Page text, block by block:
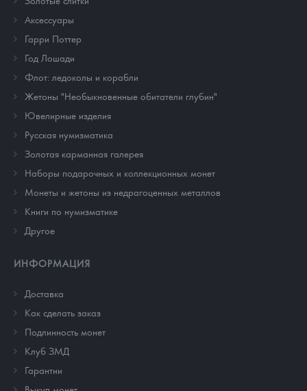
Аксессуары
Гарри Поттер
Год Лошади
Флот: ледоколы и корабли
Жетоны "Необыкновенные обитатели глубин"
Ювелирные изделия
Русская нумизматика
Золотая карманная галерея
Наборы подарочных и коллекционных монет
Монеты и жетоны из недрагоценных металлов
Книги по нумизматике
Другое
ИНФОРМАЦИЯ
Доставка
Как сделать заказ
Подлинность монет
Клуб ЗМД
Гарантии